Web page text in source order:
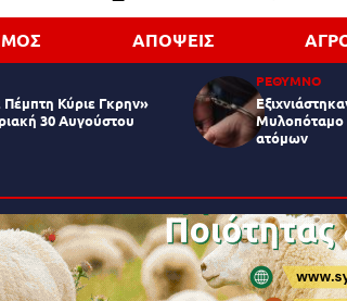
ΑΠΟΨΕΙΣ
Κύριε Γκρην»
30 Αυγούστου
ΡΕΘΥΜΝΟ
Μυλοπόταμο
ατόμων